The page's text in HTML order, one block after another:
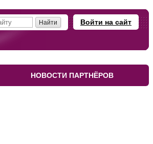
Войти на сайт
НОВОСТИ ПАРТНЁРОВ